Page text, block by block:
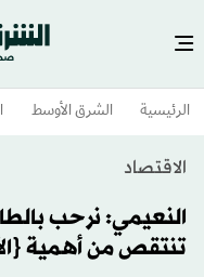
الرئيسية الشرق الأوسط​
الاقتصاد
النعيمي: نرحب
تنتقص من أهمية